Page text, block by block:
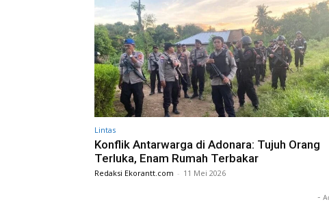
Lintas
Konflik Antarwarga di Adonara: Tujuh Orang
Terluka, Enam Rumah Terbakar
Redaksi Ekorantt.com - 11 Mei 2026
-